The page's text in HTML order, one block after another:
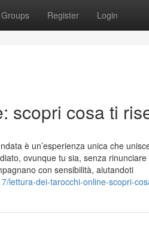
Groups Register Login
scopri cosa ti
è un’esperienza unica che
ovunque tu sia, senza
con sensibilità, aiutandoti
lettura-dei-tarocchi-online-scopri-